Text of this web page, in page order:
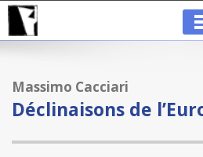
Massimo Cacciari
Déclinaisons de